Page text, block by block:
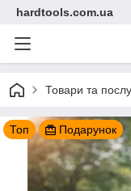
hardtools.com.ua
Товари та
Топ Подарунок